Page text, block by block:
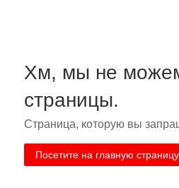
Хм, мы не
страницы.
Страница, которую вы
Посетите на главную страницу